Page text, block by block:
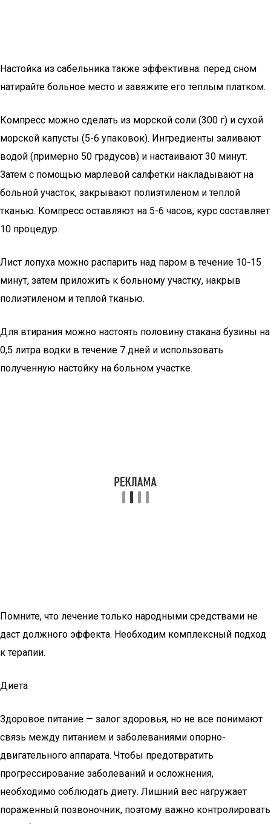
Настойка из сабельника также эффективна: перед сном
натирайте больное место и завяжите его теплым платком.
Компресс можно сделать из морской соли (300 г) и сухой
морской капусты (5-6 упаковок). Ингредиенты заливают
водой (примерно 50 градусов) и настаивают 30 минут.
Затем с помощью марлевой салфетки накладывают на
больной участок, закрывают полиэтиленом и теплой
тканью. Компресс оставляют на 5-6 часов, курс составляет
10 процедур.
Лист лопуха можно распарить над паром в течение 10-15
минут, затем приложить к больному участку, накрыв
полиэтиленом и теплой тканью.
Для втирания можно настоять половину стакана бузины на
0,5 литра водки в течение 7 дней и использовать
полученную настойку на больном участке.
Помните, что лечение только народными средствами не
даст должного эффекта. Необходим комплексный подход
к терапии.
Диета
Здоровое питание — залог здоровья, но не все понимают
связь между питанием и заболеваниями опорно-
двигательного аппарата. Чтобы предотвратить
прогрессирование заболеваний и осложнения,
необходимо соблюдать диету. Лишний вес нагружает
пораженный позвоночник, поэтому важно контролировать